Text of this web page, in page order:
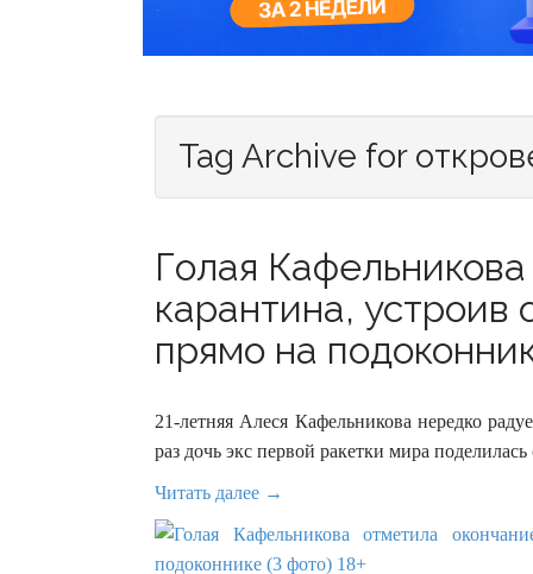
Tag Archive for
Голая
карантина,
прямо на
21-летняя Алеся Кафельникова нередко
раз дочь экс первой ракетки мира
Читать далее →